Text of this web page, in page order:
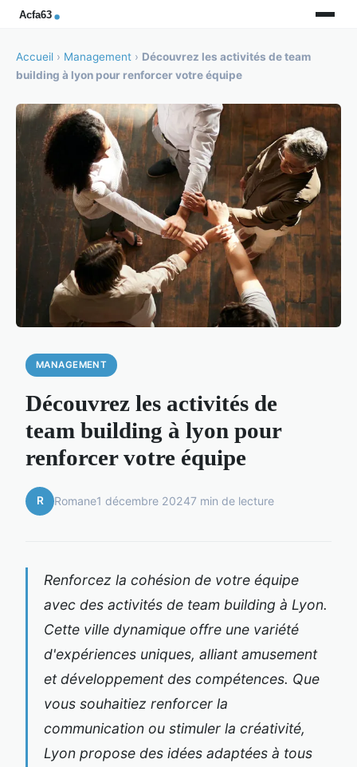
Accueil › Management › Découvrez les activités de team
building à lyon pour renforcer votre équipe
MANAGEMENT
Découvrez les activités de
team building à lyon pour
renforcer votre équipe
R Romane1 décembre 20247 min de lecture
Renforcez la cohésion de votre équipe
avec des activités de team building à Lyon.
Cette ville dynamique offre une variété
d'expériences uniques, alliant amusement
et développement des compétences. Que
vous souhaitiez renforcer la
communication ou stimuler la créativité,
Lyon propose des idées adaptées à tous